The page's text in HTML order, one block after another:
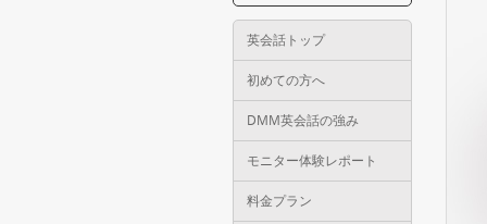
英会話トップ
初めての方へ
DMM英会話の強み
モニター体験レポート
料金プラン